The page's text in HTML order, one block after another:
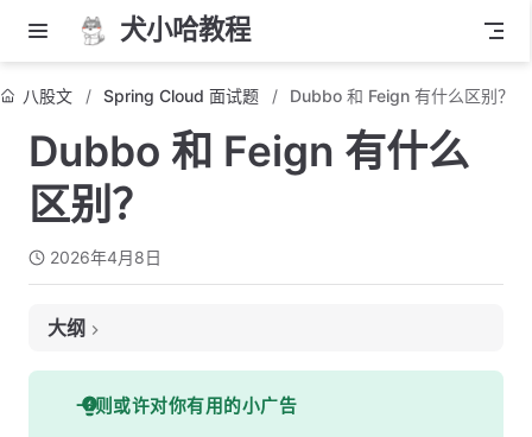
犬小哈教程
八股文 Spring Cloud 面试题 Dubbo 和 Feign 有什么区别？
Dubbo 和 Feign 有什么
区别？
2026年4月8日
大纲
面试考察点
核心答案
一则或许对你有用的小广告